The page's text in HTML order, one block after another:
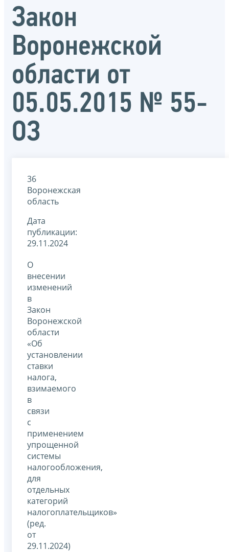
Закон
Воронежской
области от
05.05.2015 № 55-
ОЗ
36
Воронежская
область
Дата
публикации:
29.11.2024
О
внесении
изменений
в
Закон
Воронежской
области
«Об
установлении
ставки
налога,
взимаемого
в
связи
с
применением
упрощенной
системы
налогообложения,
для
отдельных
категорий
налогоплательщиков»
(ред.
от
29.11.2024)